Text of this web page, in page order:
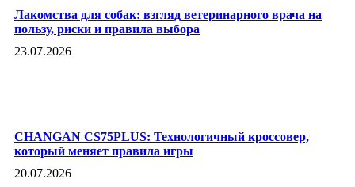
Лакомства для собак: взгляд ветеринарного врача на
пользу, риски и правила выбора
23.07.2026
CHANGAN CS75PLUS: Технологичный кроссовер,
который меняет правила игры
20.07.2026